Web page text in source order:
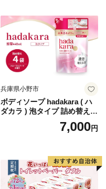
蓄 防災 エコ 消耗品 生活雑貨
生活用品 無香料 トイレット
ペーパー ダブル といれっと
ぺーぱー トイレ クレシア ト
イレットペーパー [BDBH002
-1]
兵庫県小野市
ボディソープ hadakara ( ハ
ダカラ ) 泡タイプ 詰め替え 4
40ml×4袋 ボディーソープ 泡
ボディソープ 泡 日用品 消耗
泡石鹸 石鹸 兵庫 兵庫県 小野
7,000円